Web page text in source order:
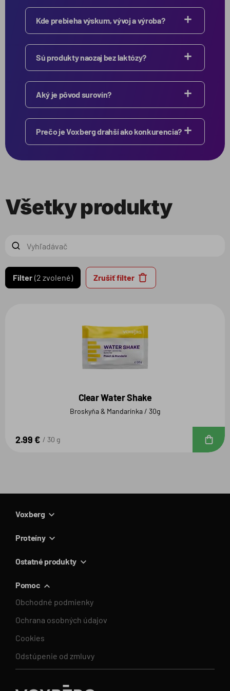
Kde prebieha výskum, vývoj a výroba?
Sú produkty naozaj bez laktózy?
Aký je pôvod surovín?
Prečo je Voxberg drahší ako konkurencia?
Všetky produkty
Filter 2 zvolené Zrušiť filter
Clear Water Shake
Broskyňa & Mandarínka / 30g
2.99 € 30 g
Voxberg
Proteíny
Ostatné produkty
Pomoc
Obchodné podmienky
Ochrana osobných údajov
Cookies
Odstúpenie od zmluvy